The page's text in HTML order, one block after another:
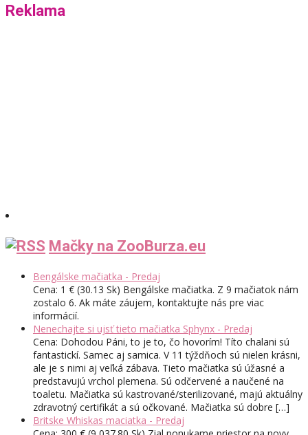
Reklama
Mačky na ZooBurza.eu
Bengálske mačiatka - Predaj
Cena: 1 € (30.13 Sk) Bengálske mačiatka. Z 9 mačiatok nám
zostalo 6. Ak máte záujem, kontaktujte nás pre viac
informácií.
Nenechajte si ujsť tieto mačiatka Sphynx - Predaj
Cena: Dohodou Páni, to je to, čo hovorím! Títo chalani sú
fantastickí. Samec aj samica. V 11 týždňoch sú nielen krásni,
ale je s nimi aj veľká zábava. Tieto mačiatka sú úžasné a
predstavujú vrchol plemena. Sú odčervené a naučené na
toaletu. Mačiatka sú kastrované/sterilizované, majú aktuálny
zdravotný certifikát a sú očkované. Mačiatka sú dobre […]
Britske Whiskas maciatka - Predaj